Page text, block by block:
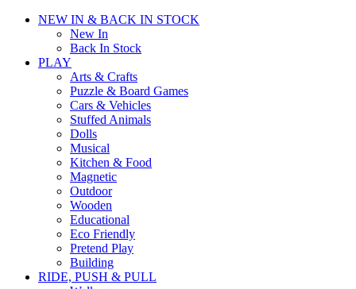
NEW IN & BACK IN STOCK
New In
Back In Stock
PLAY
Arts & Crafts
Puzzle & Board Games
Cars & Vehicles
Stuffed Animals
Dolls
Musical
Kitchen & Food
Magnetic
Outdoor
Wooden
Educational
Eco Friendly
Pretend Play
Building
RIDE, PUSH & PULL